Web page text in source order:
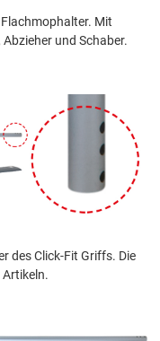
Mit
und Schaber.
des Click-Fit Griffs. Die